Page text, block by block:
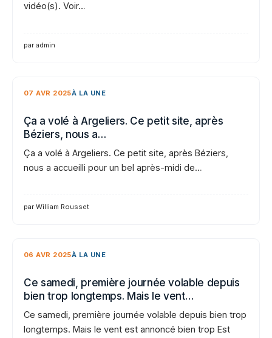
vidéo(s). Voir…
par admin
07 AVR 2025À LA UNE
Ça a volé à Argeliers. Ce petit site, après
Béziers, nous a…
Ça a volé à Argeliers. Ce petit site, après Béziers,
nous a accueilli pour un bel après-midi de…
par William Rousset
06 AVR 2025À LA UNE
Ce samedi, première journée volable depuis
bien trop longtemps. Mais le vent…
Ce samedi, première journée volable depuis bien trop
longtemps. Mais le vent est annoncé bien trop Est